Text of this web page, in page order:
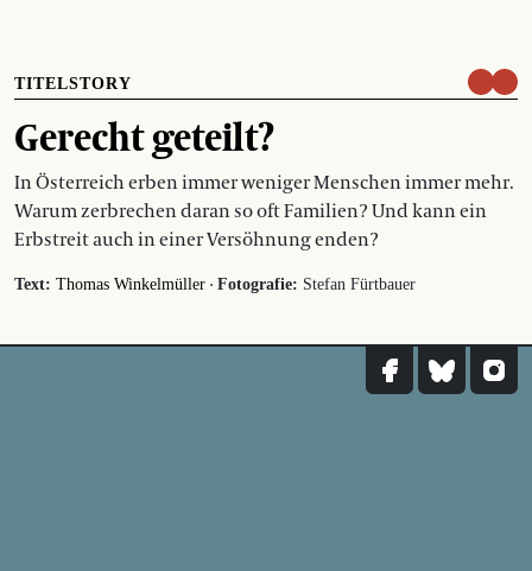
TITELSTORY
Gerecht geteilt?
In Österreich erben immer weniger Menschen immer mehr.
Warum zerbrechen daran so oft Familien? Und kann ein
Erbstreit auch in einer Versöhnung enden?
Text: Thomas Winkelmüller · Fotografie: Stefan Fürtbauer